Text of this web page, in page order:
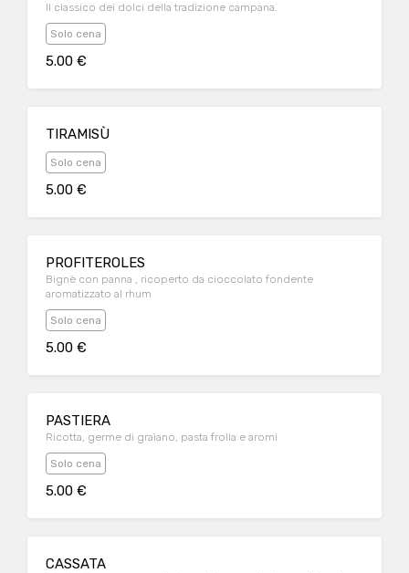
Il classico dei dolci della tradizione campana.
Solo cena
5.00 €
TIRAMISÙ
Solo cena
5.00 €
PROFITEROLES
Bignè con panna , ricoperto da cioccolato fondente
aromatizzato al rhum
Solo cena
5.00 €
PASTIERA
Ricotta, germe di graìano, pasta frolla e aromi
Solo cena
5.00 €
CASSATA